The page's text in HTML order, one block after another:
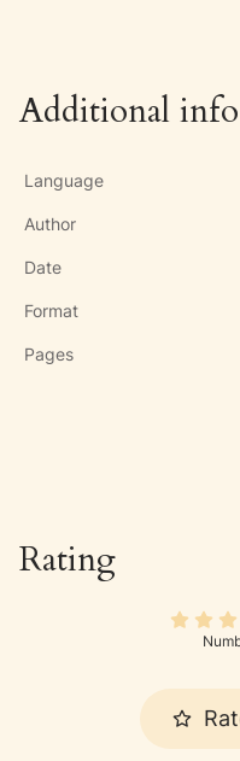
Additional info
Language
Author
Date
Format
Pages
Rating